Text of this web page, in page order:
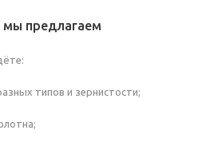
мы предлагаем
типов и зернистости;